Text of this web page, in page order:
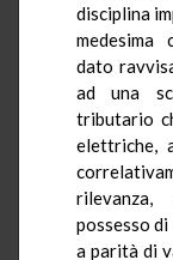
disciplina
medesima
dato
ad una
tributario
elettriche,
possesso
a parità di